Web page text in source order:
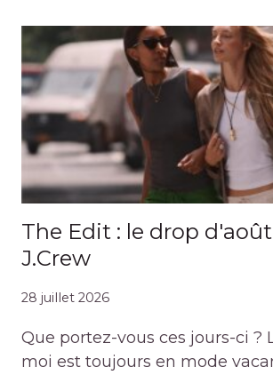
The Edit : le drop
J.Crew
28 juillet 2026
Que portez-vous ces jours-ci ?
moi est toujours en mode